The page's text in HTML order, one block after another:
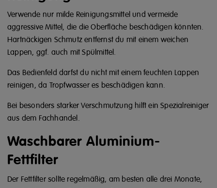
Verwende nur milde Reinigungsmittel und vermeide
aggressive Mittel, die die Oberfläche beschädigen könnten.
Hartnäckigen Schmutz entfernst du mit einem weichen
Lappen, ggf. auch mit Spülmittel.
Das Bedienfeld darfst du nicht mit einem feuchten Lappen
reinigen, da Tropfwasser es beschädigen kann.
Bei besonders starker Verschmutzung hilft ein Spezialreiniger
aus dem Fachhandel.
Waschbarer Aluminium-
Fettfilter
Der Fettfilter sollte regelmäßig, am besten alle drei Monate,